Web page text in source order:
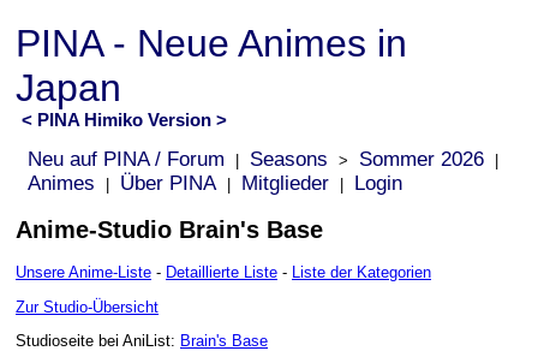
PINA - Neue Animes in
Japan
< PINA Himiko Version >
Neu auf PINA / Forum Seasons > Sommer 2026
Animes Über PINA Mitglieder Login
Anime-Studio Brain's Base
Unsere Anime-Liste - Detaillierte Liste - Liste der Kategorien
Zur Studio-Übersicht
Studioseite bei AniList: Brain's Base